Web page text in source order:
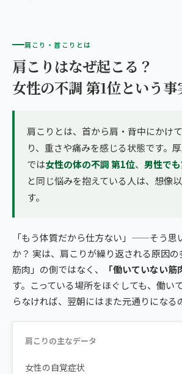
肩こり・首こりとは
肩こりはなぜ起こる？
女性の不調 第1位という事
肩こりとは、首から肩・背中にかけ
り、重さや痛みを感じる状態です。
では女性の体の不調 第1位、 男性で
と同じ悩みを抱えている人は、想像
す。
「もう体質だから仕方ない」——そう思
か？ 実は、肩こりが繰り返される原因の
筋肉」の側ではなく、
「働いていない筋
す。こっている場所をほぐしても、働い
らなければ、翌朝にはまた元通りになる
肩こりの主なデータ
女性の自覚症状